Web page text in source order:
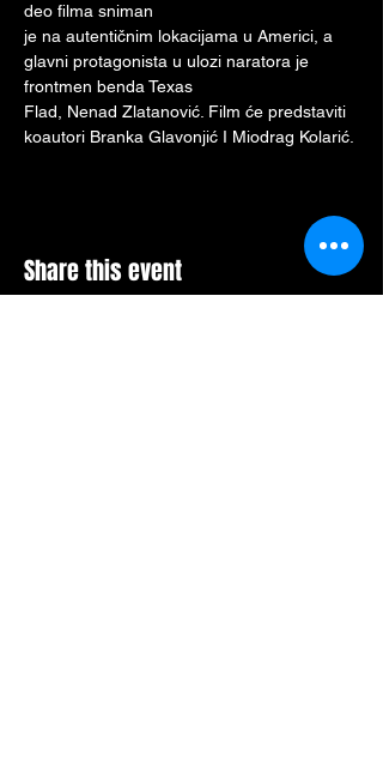
deo filma sniman
je na autentičnim lokacijama u Americi, a
glavni protagonista u ulozi naratora je
frontmen benda Texas
Flad, Nenad Zlatanović. Film će predstaviti
koautori Branka Glavonjić I Miodrag Kolarić.
Share this event